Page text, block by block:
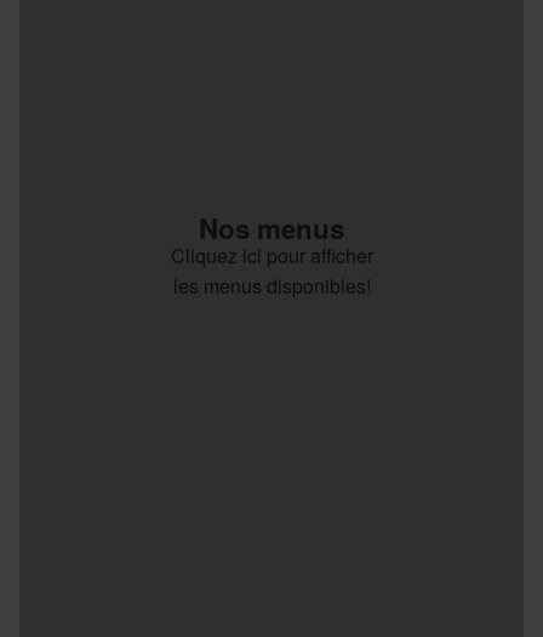
Nos menus
Cliquez ici pour afficher
les menus disponibles!